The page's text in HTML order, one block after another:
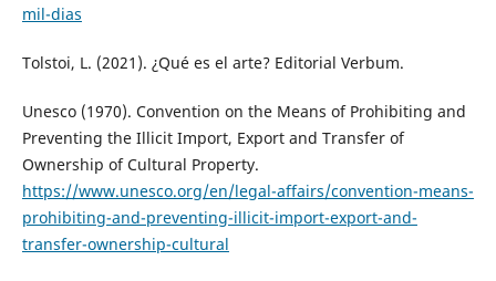
mil-dias
Tolstoi, L. (2021). ¿Qué es el arte? Editorial Verbum.
Unesco (1970). Convention on the Means of Prohibiting and
Preventing the Illicit Import, Export and Transfer of
Ownership of Cultural Property.
https://www.unesco.org/en/legal-affairs/convention-means-
prohibiting-and-preventing-illicit-import-export-and-
transfer-ownership-cultural